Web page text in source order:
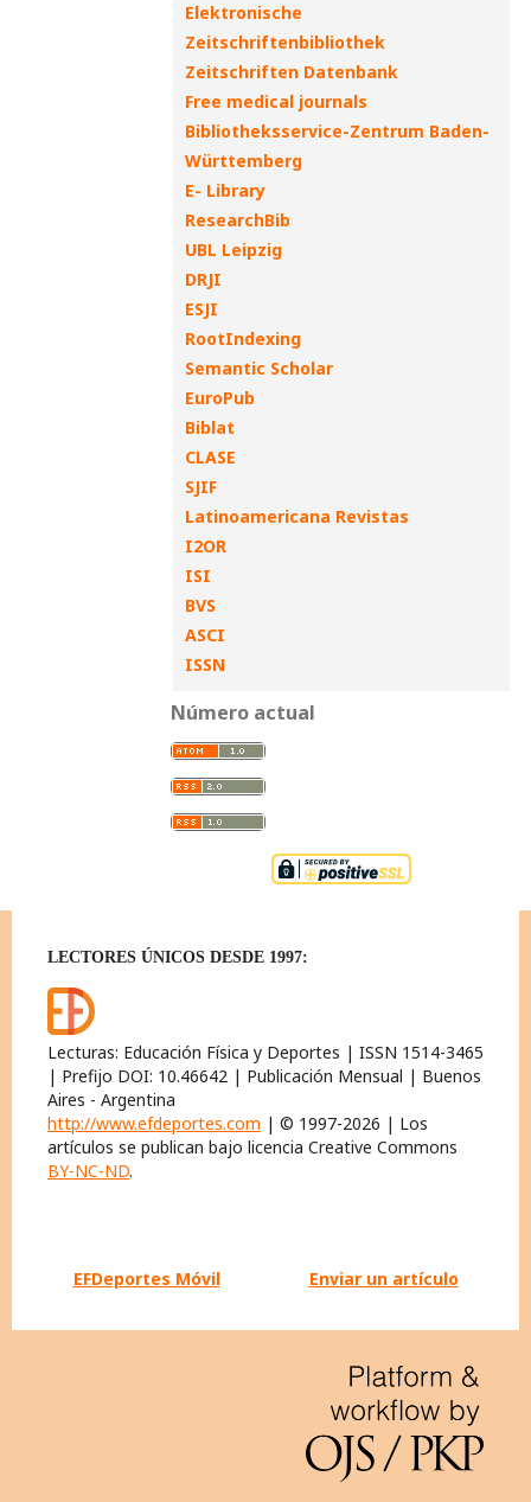
Elektronische
Zeitschriftenbibliothek
Zeitschriften Datenbank
Free medical journals
Bibliotheksservice-Zentrum Baden-
Württemberg
E- Library
ResearchBib
UBL Leipzig
DRJI
ESJI
RootIndexing
Semantic Scholar
EuroPub
Biblat
CLASE
SJIF
Latinoamericana Revistas
I2OR
ISI
BVS
ASCI
ISSN
Número actual
LECTORES ÚNICOS DESDE 1997:
Lecturas: Educación Física y Deportes | ISSN 1514-3465
| Prefijo DOI: 10.46642 | Publicación Mensual | Buenos
Aires - Argentina
http://www.efdeportes.com | © 1997-2026 | Los
artículos se publican bajo licencia Creative Commons
BY-NC-ND.
EFDeportes Móvil Enviar un artículo